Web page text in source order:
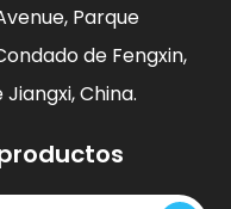
Parque
de Fengxin,
China.